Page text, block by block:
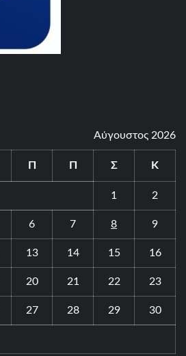
Αύγουστος 2026
Π Π Σ Κ
1 2
6 7 8 9
13 14 15 16
20 21 22 23
27 28 29 30